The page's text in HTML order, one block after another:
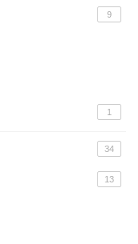
9
1
34
13